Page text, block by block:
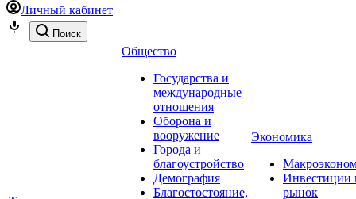
Личный кабинет
Поиск
Общество
Государства и
международные
отношения
Оборона и
вооружение
Города и
благоустройство
Демография
Благостостояние,
Экономика
Инвестиции
рынок